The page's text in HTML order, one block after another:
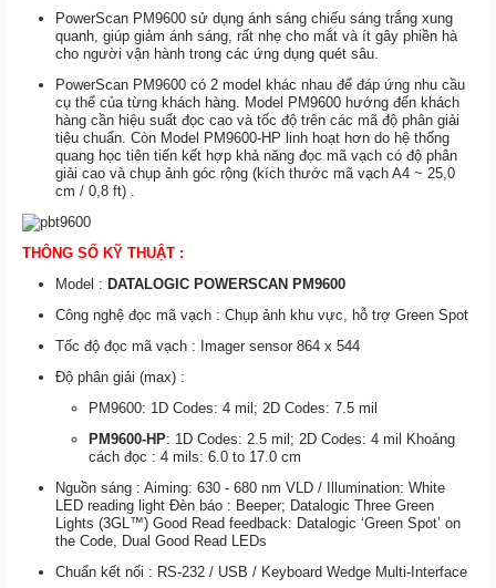
PowerScan PM9600 sử dụng ánh sáng chiếu sáng trắng xung
quanh, giúp giảm ánh sáng, rất nhẹ cho mắt và ít gây phiền hà
cho người vận hành trong các ứng dụng quét sâu.
PowerScan PM9600 có 2 model khác nhau để đáp ứng nhu cầu
cụ thể của từng khách hàng. Model PM9600 hướng đến khách
hàng cần hiệu suất đọc cao và tốc độ trên các mã độ phân giải
tiêu chuẩn. Còn Model PM9600-HP linh hoạt hơn do hệ thống
quang học tiên tiến kết hợp khả năng đọc mã vạch có độ phân
giải cao và chụp ảnh góc rộng (kích thước mã vạch A4 ~ 25,0
cm / 0,8 ft) .
THÔNG SỐ KỸ THUẬT :
Model : DATALOGIC POWERSCAN PM9600
Công nghệ đọc mã vạch : Chụp ảnh khu vực, hỗ trợ Green Spot
Tốc độ đọc mã vạch : Imager sensor 864 x 544
Độ phân giải (max) :
PM9600: 1D Codes: 4 mil; 2D Codes: 7.5 mil
PM9600-HP: 1D Codes: 2.5 mil; 2D Codes: 4 mil Khoảng
cách đọc : 4 mils: 6.0 to 17.0 cm
Nguồn sáng : Aiming: 630 - 680 nm VLD / Illumination: White
LED reading light Đèn báo : Beeper; Datalogic Three Green
Lights (3GL™) Good Read feedback: Datalogic ‘Green Spot’ on
the Code, Dual Good Read LEDs
Chuẩn kết nối : RS-232 / USB / Keyboard Wedge Multi-Interface